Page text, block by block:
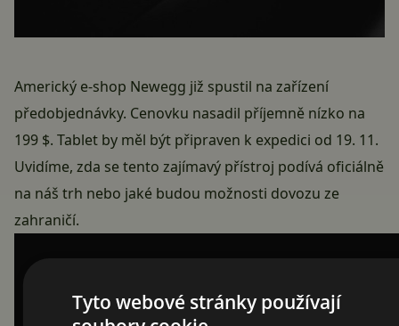
Americký e-shop Newegg již spustil na zařízení
předobjednávky. Cenovku nasadil příjemně nízko na
199 $. Tablet by měl být připraven k expedici od 19. 11.
Uvidíme, zda se tento zajímavý přístroj podívá oficiálně
na náš trh nebo jaké budou možnosti dovozu ze
zahraničí.
Tyto webové stránky používají